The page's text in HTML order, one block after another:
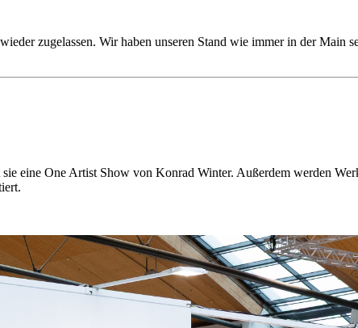
zugelassen. Wir haben unseren Stand wie immer in der Main
eine One Artist Show von Konrad Winter. Außerdem werden